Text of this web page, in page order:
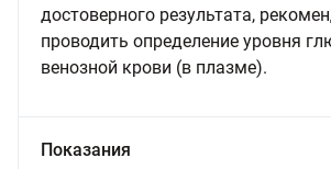
достоверного результата,
проводить определение уровня
венозной крови (в плазме).
Показания